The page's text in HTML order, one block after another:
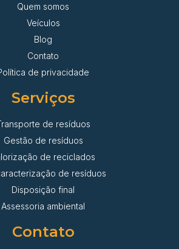
Quem somos
Veículos
Blog
Contato
de privacidade
Serviços
de resíduos
Gestão de resíduos
de reciclados
de resíduos
Disposição final
Assessoria ambiental
Contato